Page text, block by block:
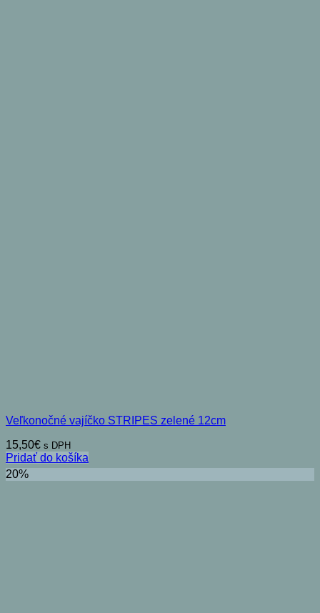
Veľkonočné vajíčko STRIPES zelené 12cm
15,50€ s DPH
Pridať do košíka
20%